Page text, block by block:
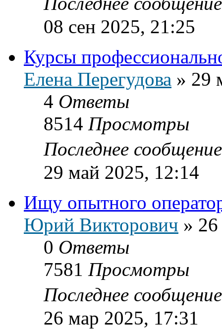
08 сен 2025, 21:25
Курсы
Елена Перегудова » 29
4 Ответы
8514 Просмотры
Последнее
29 май 2025, 12:14
Ищу опытного
Юрий Викторович »
0 Ответы
7581 Просмотры
Последнее
26 мар 2025, 17:31